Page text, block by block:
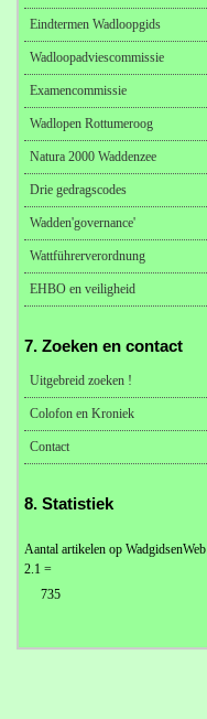
Eindtermen Wadloopgids
Wadloopadviescommissie
Examencommissie
Wadlopen Rottumeroog
Natura 2000 Waddenzee
Drie gedragscodes
Wadden'governance'
Wattführerverordnung
EHBO en veiligheid
7. Zoeken en contact
Uitgebreid zoeken !
Colofon en Kroniek
Contact
8. Statistiek
Aantal artikelen op WadgidsenWeb
2.1 =
735